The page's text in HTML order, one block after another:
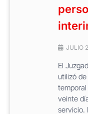
JULIO
El
utilizó
veinte
servicio.